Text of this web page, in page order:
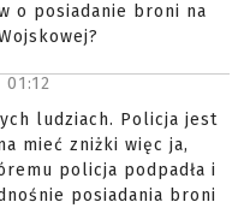
o posiadanie broni na
01:12
ludziach. Policja jest
mieć zniżki więc ja,
policja podpadła i
posiadania broni